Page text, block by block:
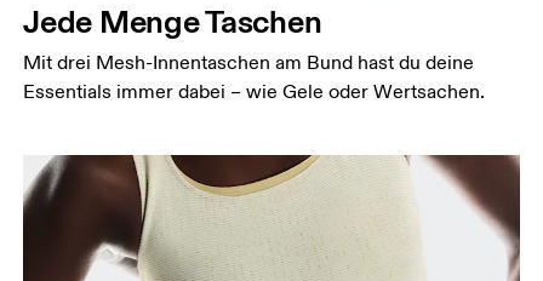
Jede Menge Taschen
Mit drei Mesh-Innentaschen am Bund hast du deine
Essentials immer dabei – wie Gele oder Wertsachen.